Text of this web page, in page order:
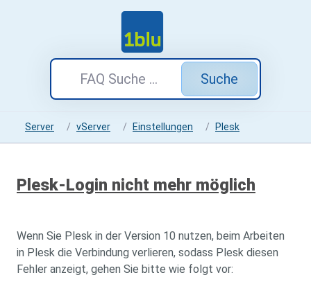
Suche
Server vServer Einstellungen Plesk
Plesk-Login nicht mehr möglich
Wenn Sie Plesk in der Version 10 nutzen, beim Arbeiten
in Plesk die Verbindung verlieren, sodass Plesk diesen
Fehler anzeigt, gehen Sie bitte wie folgt vor: